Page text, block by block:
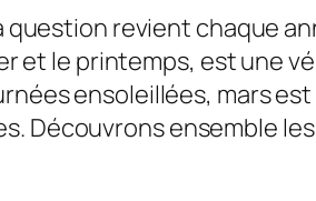
revient chaque
et le printemps, est une
ensoleillées, mars
Découvrons ensemble